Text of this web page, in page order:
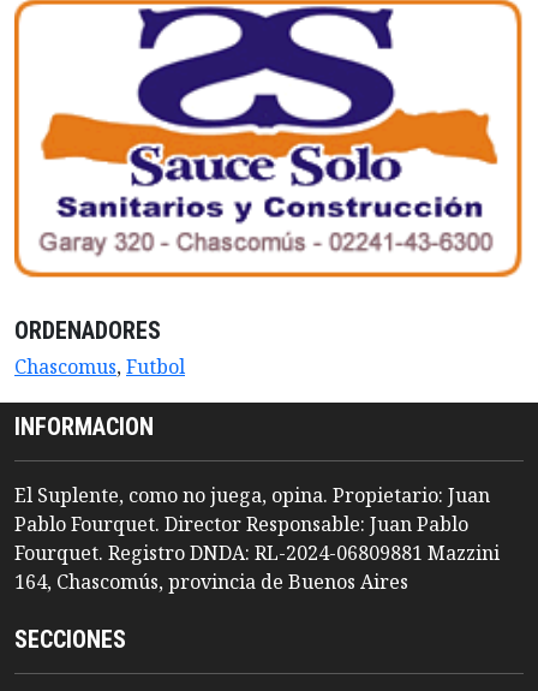
ORDENADORES
Chascomus,Futbol
INFORMACION
El Suplente, como no juega, opina. Propietario: Juan
Pablo Fourquet. Director Responsable: Juan Pablo
Fourquet. Registro DNDA: RL-2024-06809881 Mazzini
164, Chascomús, provincia de Buenos Aires
SECCIONES